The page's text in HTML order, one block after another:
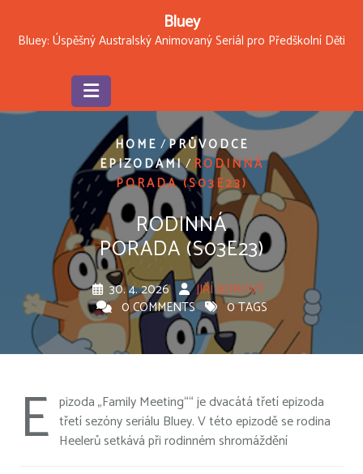
content
Bluey
Bluey: Úspěšný Australský Animovaný Seriál pro Předškolní Děti
HOME /PRŮVODCE
EPIZODAMI/ RODINNÁ
PORADA (S03E23)
RODINNÁ
PORADA (S03E23)
30. 4. 2026
JIŘÍ BOROVÝ
0 COMMENTS
0 TAGS
E pizoda „Family Meeting““ je dvacátá třetí epizoda
třetí sezóny seriálu Bluey. V této epizodě se rodina
Heelerů setkává při rodinném shromáždění